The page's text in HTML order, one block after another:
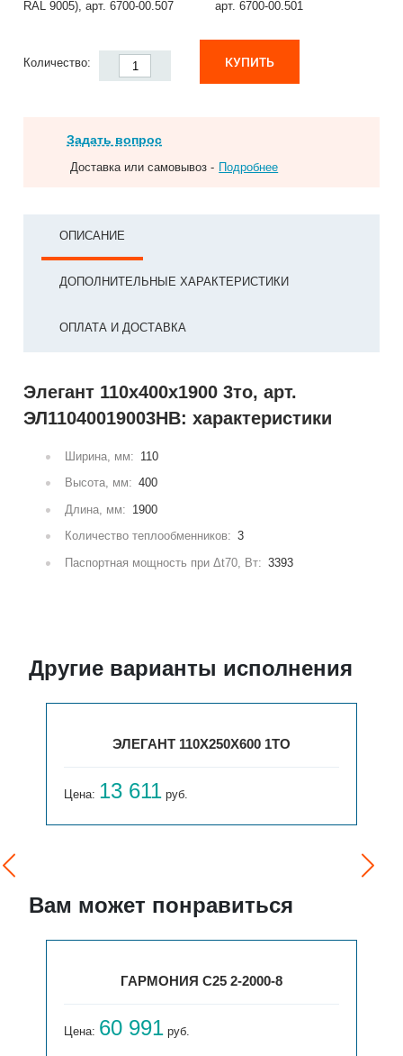
RAL 9005), арт. 6700-00.507 арт. 6700-00.501
Количество: КУПИТЬ
Задать вопрос
Доставка или самовывоз - Подробнее
ОПИСАНИЕ
ДОПОЛНИТЕЛЬНЫЕ ХАРАКТЕРИСТИКИ
ОПЛАТА И ДОСТАВКА
Элегант 110x400x1900 3то, арт.
ЭЛ11040019003НВ: характеристики
Ширина, мм: 110
Высота, мм: 400
Длина, мм: 1900
Количество теплообменников: 3
Паспортная мощность при Δt70, Вт: 3393
Другие варианты исполнения
ЭЛЕГАНТ 110X250X600 1ТО
Цена: 13 611 руб.
Вам может понравиться
ГАРМОНИЯ С25 2-2000-8
Цена: 60 991 руб.